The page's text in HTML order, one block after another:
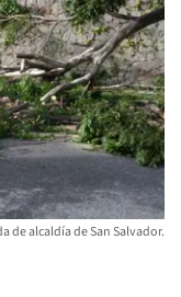
de alcaldía de San Salvador.